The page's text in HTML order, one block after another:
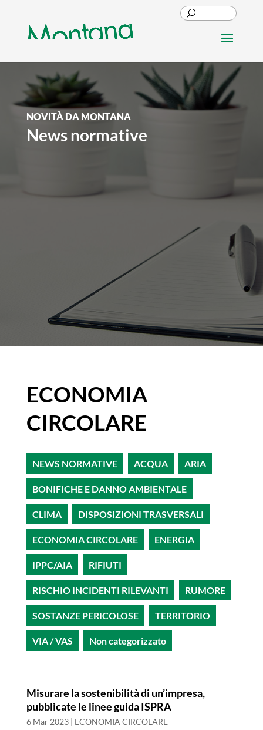
NOVITÀ DA MONTANA
News normative
ECONOMIA
CIRCOLARE
NEWS NORMATIVE ACQUA ARIA
BONIFICHE E DANNO AMBIENTALE
CLIMA DISPOSIZIONI TRASVERSALI
ECONOMIA CIRCOLARE ENERGIA
IPPC/AIA RIFIUTI
RISCHIO INCIDENTI RILEVANTI RUMORE
SOSTANZE PERICOLOSE TERRITORIO
VIA / VAS Non categorizzato
Misurare la sostenibilità di un’impresa,
pubblicate le linee guida ISPRA
6 Mar 2023| ECONOMIA CIRCOLARE